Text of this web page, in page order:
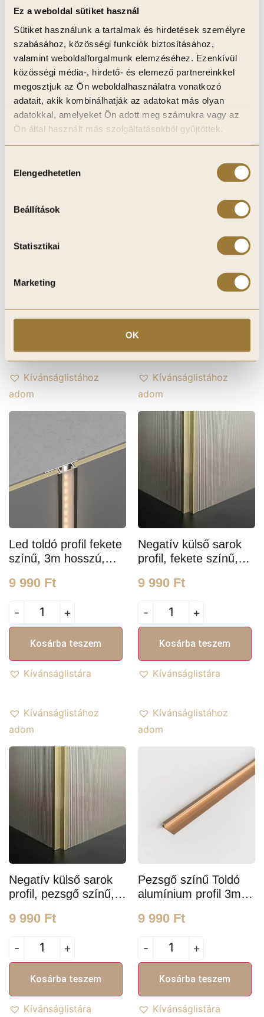
Ez a weboldal sütiket használ
Sütiket használunk a tartalmak és hirdetések személyre
szabásához, közösségi funkciók biztosításához,
valamint weboldalforgalmunk elemzéséhez. Ezenkívül
közösségi média-, hirdető- és elemező partnereinkkel
megosztjuk az Ön weboldalhasználatra vonatkozó
adatait, akik kombinálhatják az adatokat más olyan
adatokkal, amelyeket Ön adott meg számukra vagy az
Ön által használt más szolgáltatásokból gyűjtöttek.
kiválasztása
Elengedhetetlen
Beállítások
Statisztikai
Marketing
OK
Kívánságlistához
adom
Kívánságlistához
adom
Külső sarok profil
színű 3m hosszú
9 990Ft
-
Kosárba teszem
Kívánságlistához
adom
Külső sarok profil
pezsgő színű, 3m
Kosárba teszem
Kívánságlistához
adom
Led toldó profil fekete
színű, 3m hosszú,
mélységű
9 990 Ft
- +
Kosárba teszem
Kívánságlistára
Kívánságlistához
adom
Negatív külső sarok
profil, fekete színű,
9 990 Ft
- +
Kosárba teszem
Kívánságlistára
Kívánságlistához
adom
Negatív külső sarok
profil, pezsgő színű,
9 990 Ft
- +
Kosárba teszem
Kívánságlistára
Pezsgő színű Toldó
alumínium profil 3m
széles
9 990 Ft
- +
Kosárba teszem
Kívánságlistára